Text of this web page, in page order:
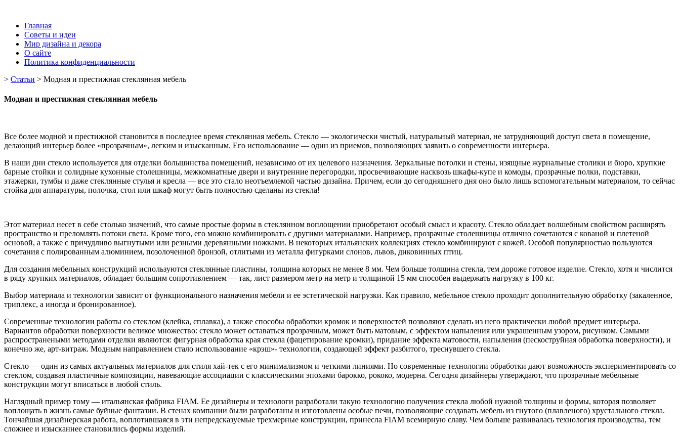
Главная
Советы и идеи
Мир дизайна и декора
О сайте
Политика конфиденциальности
> Статьи > Модная и престижная стеклянная мебель
Модная и престижная стеклянная мебель
Все более модной и престижной становится в последнее время стеклянная мебель. Стекло — экологически чистый, натуральный материал, не затрудняющий доступ света в помещение,
делающий интерьер более «прозрачным», легким и изысканным. Его использование — один из приемов, позволяющих заявить о современности интерьера.
В наши дни стекло используется для отделки большинства помещений, независимо от их целевого назначения. Зеркальные потолки и стены, изящные журнальные столики и бюро, хрупкие
барные стойки и солидные кухонные столешницы, межкомнатные двери и внутренние перегородки, просвечивающие насквозь шкафы-купе и комоды, прозрачные полки, подставки,
этажерки, тумбы и даже стеклянные стулья и кресла — все это стало неотъемлемой частью дизайна. Причем, если до сегодняшнего дня оно было лишь вспомогательным материалом, то сейчас
стойка для аппаратуры, полочка, стол или шкаф могут быть полностью сделаны из стекла!
Этот материал несет в себе столько значений, что самые простые формы в стеклянном воплощении приобретают особый смысл и красоту. Стекло обладает волшебным свойством расширять
пространство и преломлять потоки света. Кроме того, его можно комбинировать с другими материалами. Например, прозрачные столешницы отлично сочетаются с кованой и плетеной
основой, а также с причудливо выгнутыми или резными деревянными ножками. В некоторых итальянских коллекциях стекло комбинируют с кожей. Особой популярностью пользуются
сочетания с полированным алюминием, позолоченной бронзой, отлитыми из металла фигурками слонов, львов, диковинных птиц.
Для создания мебельных конструкций используются стеклянные пластины, толщина которых не менее 8 мм. Чем больше толщина стекла, тем дороже готовое изделие. Стекло, хотя и числится
в ряду хрупких материалов, обладает большим сопротивлением — так, лист размером метр на метр и толщиной 15 мм способен выдержать нагрузку в 100 кг.
Выбор материала и технологии зависит от функционального назначения мебели и ее эстетической нагрузки. Как правило, мебельное стекло проходит дополнительную обработку (закаленное,
триплекс, а иногда и бронированное).
Современные технологии работы со стеклом (клейка, сплавка), а также способы обработки кромок и поверхностей позволяют сделать из него практически любой предмет интерьера.
Вариантов обработки поверхности великое множество: стекло может оставаться прозрачным, может быть матовым, с эффектом напыления или украшенным узором, рисунком. Самыми
распространеными методами отделки являются: фигурная обработка края стекла (фацетирование кромки), придание эффекта матовости, напыления (пескоструйная обработка поверхности), и
конечно же, арт-витраж. Модным направлением стало использование «крэш»- технологии, создающей эффект разбитого, треснувшего стекла.
Стекло — один из самых актуальных материалов для стиля хай-тек с его минимализмом и четкими линиями. Но современные технологии обработки дают возможность экспериментировать со
стеклом, создавая пластичные композиции, навевающие ассоциации с классическими эпохами барокко, рококо, модерна. Сегодня дизайнеры утверждают, что прозрачные мебельные
конструкции могут вписаться в любой стиль.
Наглядный пример тому — итальянская фабрика FIAM. Ее дизайнеры и технологи разработали такую технологию получения стекла любой нужной толщины и формы, которая позволяет
воплощать в жизнь самые буйные фантазии. В стенах компании были разработаны и изготовлены особые печи, позволяющие создавать мебель из гнутого (плавленого) хрустального стекла.
Тончайшая дизайнерская работа, воплотившаяся в эти непредсказуемые трехмерные конструкции, принесла FIAM всемирную славу. Чем больше развивалась технология производства, тем
сложнее и изысканнее становились формы изделий.